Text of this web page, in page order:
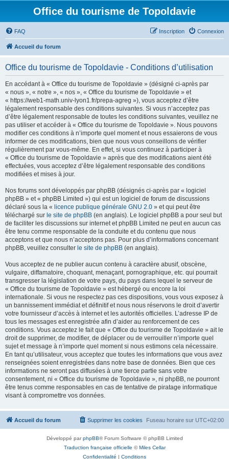
Office du tourisme de Topoldavie
FAQ Connexion
Inscription
Accueil du forum
Office du tourisme de Topoldavie - Conditions d’utilisation
En accédant à « Office du tourisme de Topoldavie » (désigné ci-après par
« nous », « notre », « nos », « Office du tourisme de Topoldavie » et
« https://web1-math.univ-lyon1.fr/prepa-agreg »), vous acceptez d’être
légalement responsable des conditions suivantes. Si vous n’acceptez pas
d’être légalement responsable de toutes les conditions suivantes, veuillez ne
pas utiliser et accéder à « Office du tourisme de Topoldavie ». Nous pouvons
modifier ces conditions à n’importe quel moment et nous essaierons de vous
informer de ces modifications, bien que nous vous conseillons de vérifier
régulièrement par vous-même. En effet, si vous continuez à participer à
« Office du tourisme de Topoldavie » après que des modifications aient été
effectuées, vous acceptez d’être légalement responsable des conditions
modifiées et mises à jour.
Nos forums sont développés par phpBB (désignés ci-après par « logiciel
phpBB » et « phpBB Limited ») qui est un logiciel de forum de discussions
déclaré sous la « licence publique générale GNU 2.0 » et qui peut être
téléchargé sur le site de phpBB (en anglais). Le logiciel phpBB a pour seul but
de faciliter les discussions sur internet et phpBB Limited ne peut en aucun cas
être tenu comme responsable de la conduite et du contenu que nous
acceptons et que nous n’acceptons pas. Pour plus d’informations concernant
phpBB, veuillez consulter le site de phpBB (en anglais).
Vous acceptez de ne publier aucun contenu à caractère abusif, obscène,
vulgaire, diffamatoire, choquant, menaçant, pornographique, etc. qui pourrait
transgresser la législation de votre pays, du pays dans lequel le serveur de
« Office du tourisme de Topoldavie » est hébergé ou encore la loi
internationale. Si vous ne respectez pas ces dispositions, vous vous exposez à
un bannissement immédiat et définitif et nous nous réservons le droit d’avertir
votre fournisseur d’accès à internet et les autorités officielles. L’adresse IP de
tous les messages est enregistrée afin d’aider au renforcement de ces
conditions. Vous acceptez le fait que « Office du tourisme de Topoldavie » ait le
droit de supprimer, de modifier, de déplacer ou de verrouiller n’importe quel
sujet et message à n’importe quel moment si nous estimons cela nécessaire.
En tant qu’utilisateur, vous acceptez que toutes les informations que vous avez
renseignées soient enregistrées dans notre base de données. Bien que ces
informations ne seront pas diffusées à une tierce partie sans votre
consentement, ni « Office du tourisme de Topoldavie », ni phpBB, ne pourront
être tenus comme responsables en cas de tentative de piratage informatique
visant à compromettre vos données.
Accueil du forum Fuseau horaire sur UTC+02:00
Supprimer les cookies
Développé parphpBB® Forum Software © phpBB Limited
Traduction française officielle ©Miles Cellar
Confidentialité | Conditions